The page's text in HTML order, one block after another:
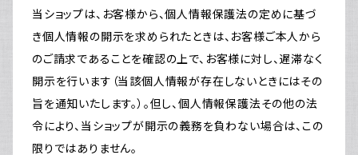
当ショップは、お客様から、個人情報保護法の定めに基づ
き個人情報の開示を求められたときは、お客様ご本人から
のご請求であることを確認の上で、お客様に対し、遅滞なく
開示を行います（当該個人情報が存在しないときにはその
旨を通知いたします。）。但し、個人情報保護法その他の法
令により、当ショップが開示の義務を負わない場合は、この
限りではありません。